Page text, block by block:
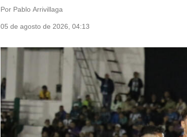
Por Pablo Arrivillaga
05 de agosto de 2026, 04:13